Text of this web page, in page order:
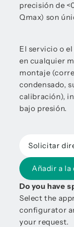
precisión de
Qmax) son
El servicio o
en cualquier
montaje
condensado,
calibración),
bajo presión.
Solicitar
Añadir a la
Do you have
Select the
configurator
your request.